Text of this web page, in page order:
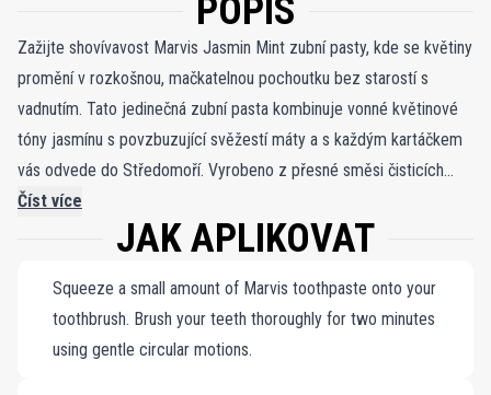
POPIS
Zažijte shovívavost Marvis Jasmin Mint zubní pasty, kde se květiny
promění v rozkošnou, mačkatelnou pochoutku bez starostí s
vadnutím. Tato jedinečná zubní pasta kombinuje vonné květinové
tóny jasmínu s povzbuzující svěžestí máty a s každým kartáčkem
vás odvede do Středomoří. Vyrobeno z přesné směsi čisticích
prášků, zajišťuje důkladné čištění bez narušení integrity skloviny a
dentinu. Tato zubní pasta obohacená o fluor a xylitol aktivně
koncentrované složení bez konzervačních látek nabízí osvěžující
mátový polibek, vylepšený okouzlující květinovou esencí jasmínu,
zanechává sladké a sofistikované aroma pro zvýšený zážitek z
Číst více
JAK APLIKOVAT
Squeeze a small amount of Marvis toothpaste onto your
toothbrush. Brush your teeth thoroughly for two minutes
using gentle circular motions.